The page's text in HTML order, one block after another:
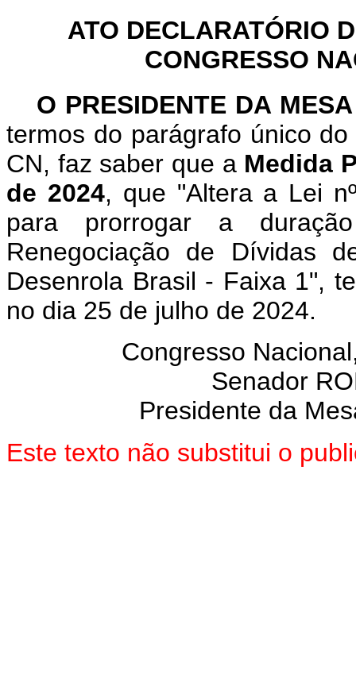
ATO DECLARATÓRIO
CONGRESSO
O PRESIDENTE DA
termos do parágrafo único
CN, faz saber que a Medida
de 2024, que "Altera a Lei
para prorrogar a
Renegociação de Dívidas
Desenrola Brasil - Faixa 1",
no dia 25 de julho de 2024.
Congresso
Senador
Presidente da
Este texto não substitui o